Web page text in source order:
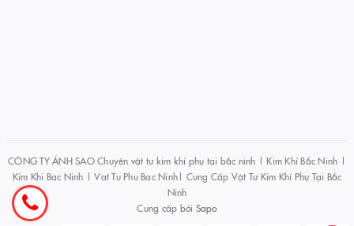
CÔNG TY ÁNH SAO Chuyên vật tư kim khí phụ tại bắc ninh | Kim Khí Bắc Ninh |
Kim Khi Bac Ninh | Vat Tu Phu Bac Ninh| Cung Cấp Vật Tư Kim Khí Phự Tại Bắc
Ninh
Cung cấp bởi Sapo